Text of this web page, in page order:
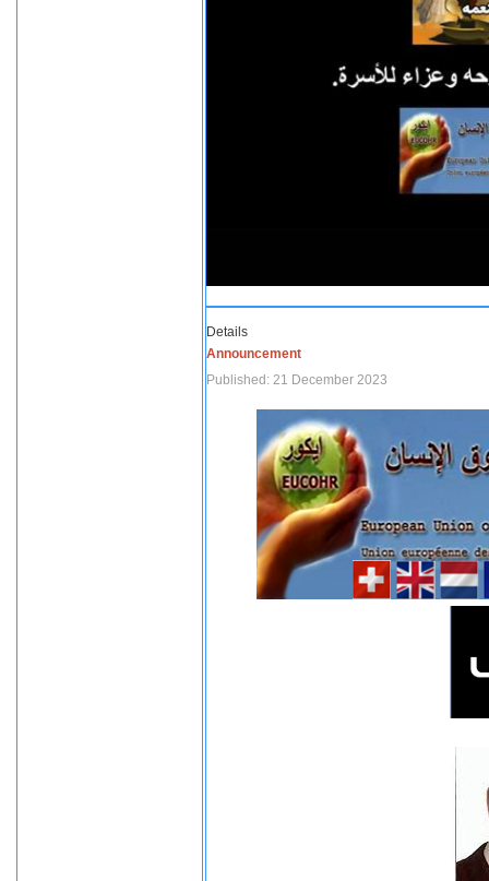
Details
Announcement
Published: 21 December 2023